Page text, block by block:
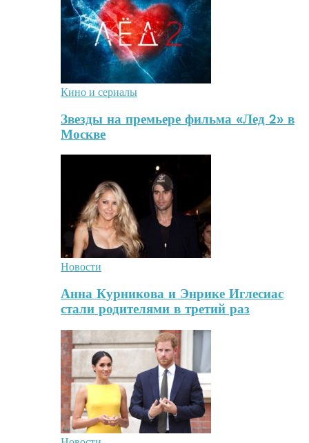
Кино и сериалы
Звезды на премьере фильма «Лед 2» в
Москве
Новости
Анна Курникова и Энрике Иглесиас
стали родителями в третий раз